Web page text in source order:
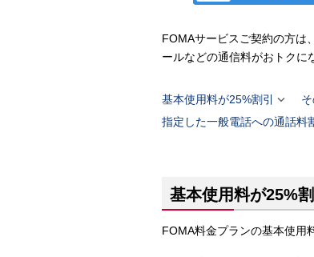
FOMAサービスご契約の方は
ールなどの通信料がおトクに
基本使用料が25%割引 
指定した一般電話への通話料
基本使用料が25%割
FOMA料金プランの基本使用